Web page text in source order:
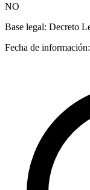
NO
Base legal: Decreto
Fecha de información: